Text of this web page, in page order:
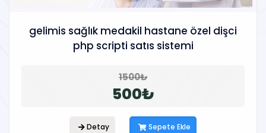
gelimis sağlık medakil hastane özel dişci
php scripti satıs sistemi
1500₺
500₺
Detay Sepete Ekle